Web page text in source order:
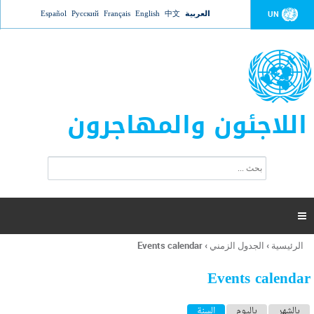
Jump to navigation UN العربية 中文
English
Français
Русский
Español
اللاجئون والمهاجرون
ت
ر
ل
ح
ب

أنت
هنا
الرئيسية › الجدول الزمني ›
Events calendar
Events calendar